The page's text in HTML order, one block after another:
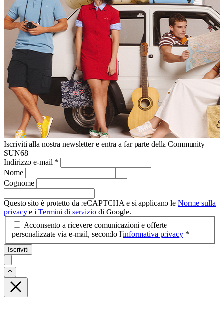
Iscriviti alla nostra newsletter e entra a far parte della Community
SUN68
Indirizzo e-mail *
Nome
Cognome
Questo sito è protetto da reCAPTCHA e si applicano le Norme sulla
privacy e i Termini di servizio di Google.
Acconsento a ricevere comunicazioni e offerte
personalizzate via e-mail, secondo l'informativa privacy *
Iscriviti